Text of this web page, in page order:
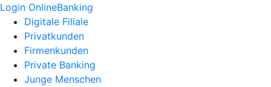
Login OnlineBanking
Digitale Filiale
Privatkunden
Firmenkunden
Private Banking
Junge Menschen